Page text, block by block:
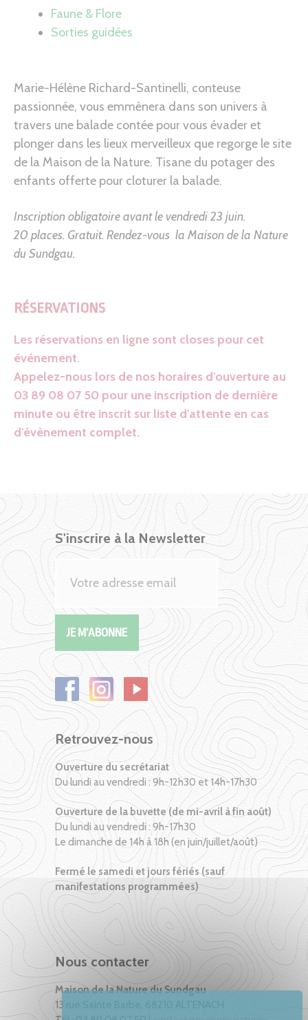
Faune & Flore
Sorties guidées
Marie-Hélène Richard-Santinelli, conteuse
passionnée, vous emmènera dans son univers à
travers une balade contée pour vous évader et
plonger dans les lieux merveilleux que regorge le site
de la Maison de la Nature. Tisane du potager des
enfants offerte pour cloturer la balade.
Inscription obligatoire avant le vendredi 23 juin.
20 places. Gratuit. Rendez-vous la Maison de la Nature
du Sundgau.
RÉSERVATIONS
Les réservations en ligne sont closes pour cet
événement.
Appelez-nous lors de nos horaires d'ouverture au
03 89 08 07 50 pour une inscription de dernière
minute ou être inscrit sur liste d'attente en cas
d'évènement complet.
S'inscrire à la Newsletter
Retrouvez-nous
Ouverture du secrétariat
Du lundi au vendredi : 9h-12h30 et 14h-17h30
Ouverture de la buvette (de mi-avril à fin août)
Du lundi au vendredi : 9h-17h30
Le dimanche de 14h à 18h (en juin/juillet/août)
Fermé le samedi et jours fériés (sauf
manifestations programmées)
Nous contacter
Maison de la Nature du Sundgau
13 rue Sainte Barbe, 68210 ALTENACH